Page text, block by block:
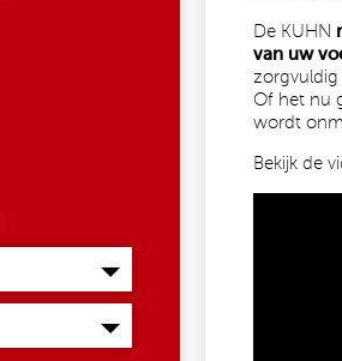
De KUHN
van uw
zorgvuldig
Of het nu
wordt
Bekijk de